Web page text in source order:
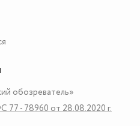
обозреватель»
- 78960 от 28.08.2020 г.